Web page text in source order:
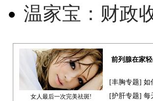
温家宝：财政
女人最后一次完美祛斑!
前列腺在家
[丰胸专题] 如
[护肝专题] 每